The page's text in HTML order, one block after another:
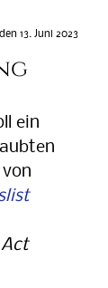
13. Juni 2023
ein
Act